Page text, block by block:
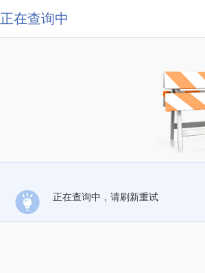
正在查询中
正在查询中，请刷新重试